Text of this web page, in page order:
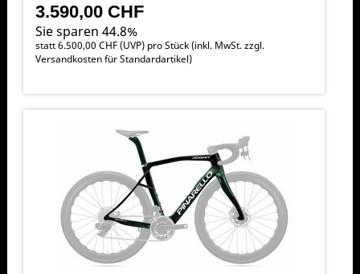
3.590,00 CHF
Sie sparen 44.8%
statt6.500,00 CHF(UVP) pro Stück (inkl. MwSt. zzgl.
Versandkosten für Standardartikel)